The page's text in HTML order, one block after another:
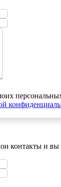
контакты и вы